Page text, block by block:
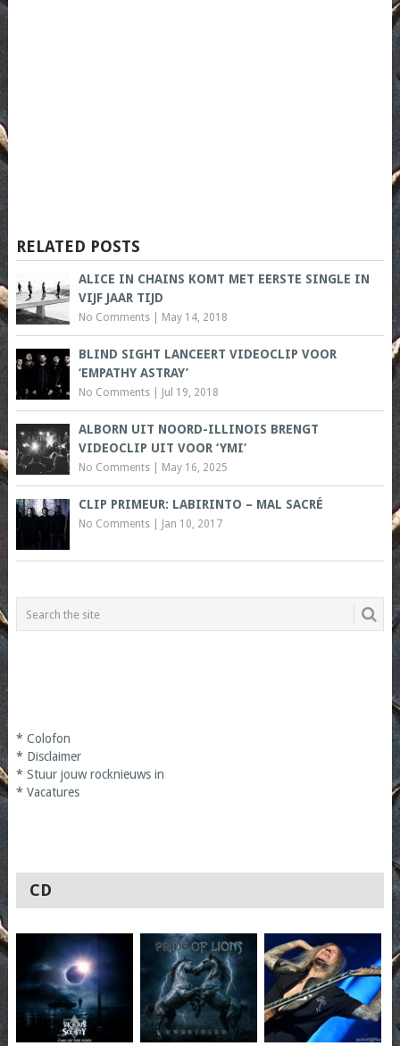
RELATED POSTS
ALICE IN CHAINS KOMT MET EERSTE SINGLE IN
VIJF JAAR TIJD
No Comments| May 14, 2018
BLIND SIGHT LANCEERT VIDEOCLIP VOOR
‘EMPATHY ASTRAY’
No Comments| Jul 19, 2018
ALBORN UIT NOORD-ILLINOIS BRENGT
VIDEOCLIP UIT VOOR ‘YMI’
No Comments| May 16, 2025
CLIP PRIMEUR: LABIRINTO – MAL SACRÉ
No Comments| Jan 10, 2017
* Colofon
* Disclaimer
* Stuur jouw rocknieuws in
* Vacatures
CD